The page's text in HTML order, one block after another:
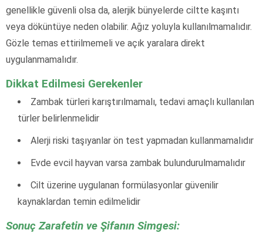
genellikle güvenli olsa da, alerjik bünyelerde ciltte kaşıntı
veya döküntüye neden olabilir. Ağız yoluyla kullanılmamalıdır.
Gözle temas ettirilmemeli ve açık yaralara direkt
uygulanmamalıdır.
Dikkat Edilmesi Gerekenler
Zambak türleri karıştırılmamalı, tedavi amaçlı kullanılan
türler belirlenmelidir
Alerji riski taşıyanlar ön test yapmadan kullanmamalıdır
Evde evcil hayvan varsa zambak bulundurulmamalıdır
Cilt üzerine uygulanan formülasyonlar güvenilir
kaynaklardan temin edilmelidir
Sonuç Zarafetin ve Şifanın Simgesi: